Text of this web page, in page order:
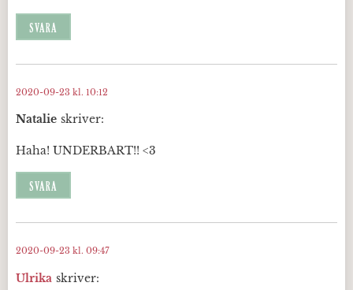
SVARA
Natalie skriver:
2020-09-23 kl. 10:12
Haha! UNDERBART!! <3
SVARA
Ulrika skriver:
2020-09-23 kl. 09:47